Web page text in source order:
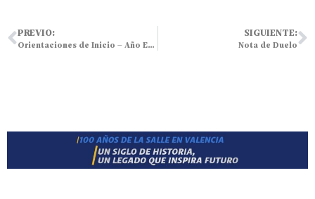
PREVIO:
Orientaciones de Inicio – Año Escolar 2020-2021
SIGUIENTE:
Nota de Duelo